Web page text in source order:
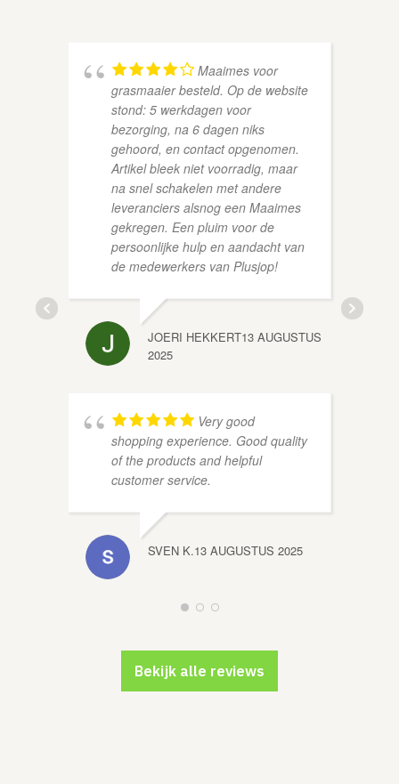
Maaimes voor
grasmaaier besteld. Op de website
stond: 5 werkdagen voor
bezorging, na 6 dagen niks
gehoord, en contact opgenomen.
Artikel bleek niet voorradig, maar
na snel schakelen met andere
leveranciers alsnog een Maaimes
gekregen. Een pluim voor de
persoonlijke hulp en aandacht van
de medewerkers van Plusjop!
JOERI HEKKERT13 AUGUSTUS
2025
Very good
shopping experience. Good quality
of the products and helpful
customer service.
SVEN K.13 AUGUSTUS 2025
Bekijk alle reviews